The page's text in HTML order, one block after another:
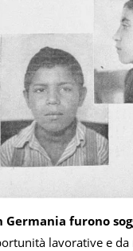
Germania furono
lavorative e